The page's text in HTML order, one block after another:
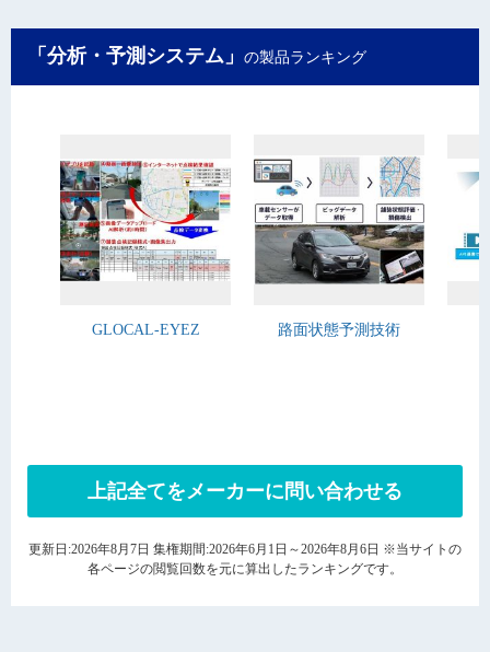
「分析・予測システム」 の製品ランキング
GLOCAL-EYEZ 路面状態予測技術
上記全てをメーカーに問い合わせる
更新日:2026年8月7日 集権期間:2026年6月1日～2026年8月6日 ※当サイトの
各ページの閲覧回数を元に算出したランキングです。